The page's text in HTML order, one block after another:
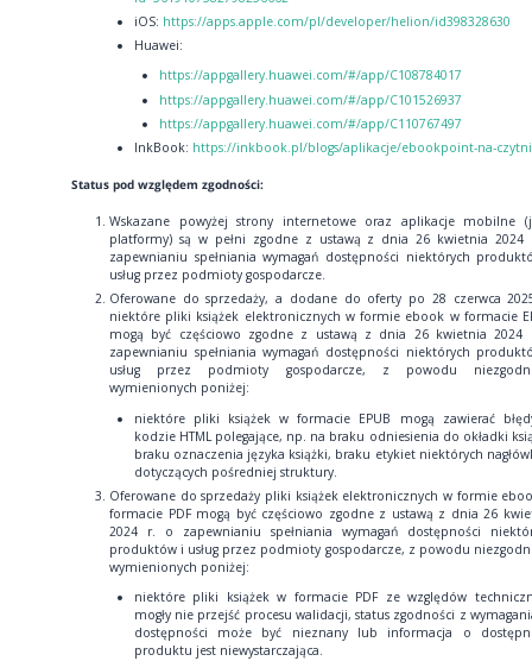
iOS: https://apps.apple.com/pl/developer/helion/id398328630
Huawei:
https://appgallery.huawei.com/#/app/C108784017
https://appgallery.huawei.com/#/app/C101526937
https://appgallery.huawei.com/#/app/C110767497
InkBook: https://inkbook.pl/blogs/aplikacje/ebookpoint-na-
Status pod względem zgodności:
Wskazane powyżej strony internetowe oraz aplikacje mobilne
platformy) są w pełni zgodne z ustawą z dnia 26 kwietnia 2024
zapewnianiu spełniania wymagań dostępności niektórych
usług przez podmioty gospodarcze.
Oferowane do sprzedaży, a dodane do oferty po 28 czerwca
niektóre pliki książek elektronicznych w formie ebook w formacie
mogą być częściowo zgodne z ustawą z dnia 26 kwietnia 2024
zapewnianiu spełniania wymagań dostępności niektórych
usług przez podmioty gospodarcze, z powodu
wymienionych poniżej:
niektóre pliki książek w formacie EPUB mogą zawierać
kodzie HTML polegające, np. na braku odniesienia do okładki
braku oznaczenia języka książki, braku etykiet niektórych
dotyczących pośredniej struktury.
Oferowane do sprzedaży pliki książek elektronicznych w formie
formacie PDF mogą być częściowo zgodne z ustawą z dnia 26
2024 r. o zapewnianiu spełniania wymagań dostępności
produktów i usług przez podmioty gospodarcze, z powodu
wymienionych poniżej:
niektóre pliki książek w formacie PDF ze względów
mogły nie przejść procesu walidacji, status zgodności z
dostępności może być nieznany lub informacja o
produktu jest niewystarczająca.